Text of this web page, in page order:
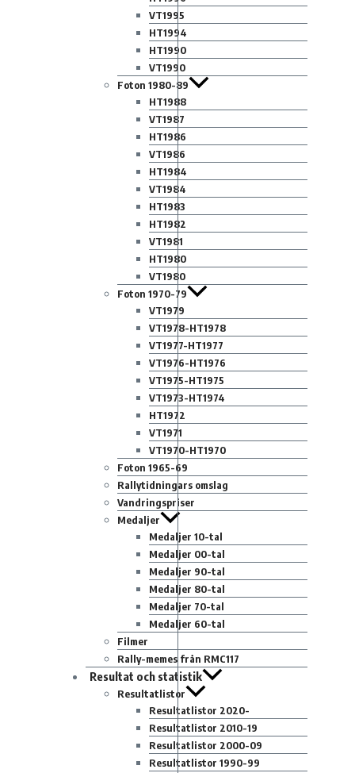
VT1995
HT1994
HT1990
VT1990
Foton 1980-89
HT1988
VT1987
HT1986
VT1986
HT1984
VT1984
HT1983
HT1982
VT1981
HT1980
VT1980
Foton 1970-79
VT1979
VT1978-HT1978
VT1977-HT1977
VT1976-HT1976
VT1975-HT1975
VT1973-HT1974
HT1972
VT1971
VT1970-HT1970
Foton 1965-69
Rallytidningars omslag
Vandringspriser
Medaljer
Medaljer 10-tal
Medaljer 00-tal
Medaljer 90-tal
Medaljer 80-tal
Medaljer 70-tal
Medaljer 60-tal
Filmer
Rally-memes från RMC117
Resultat och statistik
Resultatlistor
Resultatlistor 2020-
Resultatlistor 2010-19
Resultatlistor 2000-09
Resultatlistor 1990-99